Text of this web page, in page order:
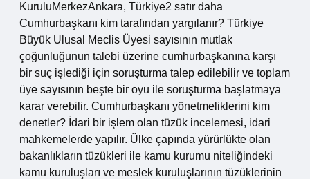
KuruluMerkezAnkara, Türkiye2 satır daha
Cumhurbaşkanı kim tarafından yargılanır? Türkiye
Büyük Ulusal Meclis Üyesi sayısının mutlak
çoğunluğunun talebi üzerine cumhurbaşkanına karşı
bir suç işlediği için soruşturma talep edilebilir ve toplam
üye sayısının beşte bir oyu ile soruşturma başlatmaya
karar verebilir. Cumhurbaşkanı yönetmeliklerini kim
denetler? İdari bir işlem olan tüzük incelemesi, idari
mahkemelerde yapılır. Ülke çapında yürürlükte olan
bakanlıkların tüzükleri ile kamu kurumu niteliğindeki
kamu kuruluşları ve meslek kuruluşlarının tüzüklerinin